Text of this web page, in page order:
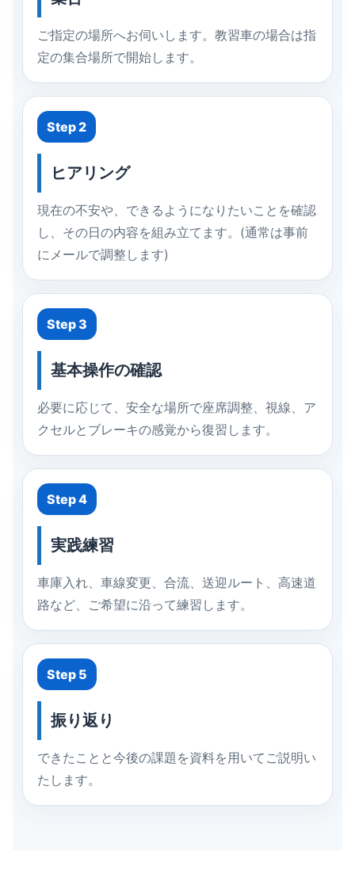
ご指定の場所へお伺いします。教習車の場合は指
定の集合場所で開始します。
Step 2
ヒアリング
現在の不安や、できるようになりたいことを確認
し、その日の内容を組み立てます。(通常は事前
にメールで調整します)
Step 3
基本操作の確認
必要に応じて、安全な場所で座席調整、視線、ア
クセルとブレーキの感覚から復習します。
Step 4
実践練習
車庫入れ、車線変更、合流、送迎ルート、高速道
路など、ご希望に沿って練習します。
Step 5
振り返り
できたことと今後の課題を資料を用いてご説明い
たします。